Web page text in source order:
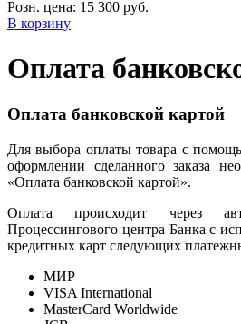
Розн. цена: 15 300 руб.
В корзину
Оплата
Оплата банковской картой
Для выбора оплаты товара с
оформлении сделанного заказа
«Оплата банковской картой».
Оплата происходит через
Процессингового центра Банка с
кредитных карт следующих
МИР
VISA International
MasterCard Worldwide